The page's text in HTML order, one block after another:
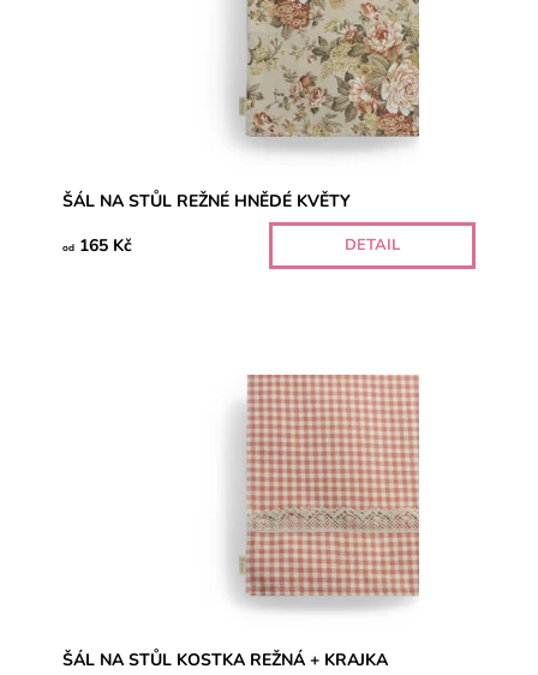
ŠÁL NA STŮL REŽNÉ HNĚDÉ KVĚTY
od 165 Kč DETAIL
ŠÁL NA STŮL KOSTKA REŽNÁ + KRAJKA